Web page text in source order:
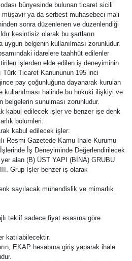
bünyesinde bulunan ticaret sicili
ya da serbest muhasebeci mali
sonra düzenlenen ve düzenlendiği
kesintisiz olarak bu şartların
uygun belgenin kullanılması zorunludur.
idarelere taahhüt edilenler
işlerden elde edilen iş deneyiminin
Türk Ticaret Kanununun 195 inci
pay çoğunluğuna dayanarak kurulan
halinde bu hukuki ilişkiyi ve
sunulması zorunludur.
kabul edilecek işler ve benzer işe denk
bölümleri:
kabul edilecek işler:
Resmi Gazetede Kamu İhale Kurumu
İş Deneyiminde Değerlendirilecek
alan (B) ÜST YAPI (BİNA) GRUBU
Grup İşler benzer iş olarak
sayılacak mühendislik ve mimarlık
teklif sadece fiyat esasına göre
katılabilecektir.
EKAP hesabına giriş yaparak ihale